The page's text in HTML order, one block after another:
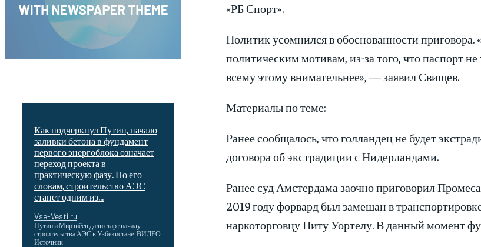
Как подчеркнул Путин, начало
заливки бетона в фундамент
первого энергоблока означает
переход проекта в
практическую фазу. По его
словам, строительство АЭС
станет одним из...
Vse-Vesti.ru
Путин и Мирзиёев дали старт началу
строительства АЭС в Узбекистане. ВИДЕО
Источник
«РБ Спорт».
Политик усомнился в обоснованности приговора.
политическим мотивам, из-за того, что паспорт
всему этому внимательнее», — заявил Свищев.
Материалы по теме:
Ранее сообщалось, что голландец не будет
договора об экстрадиции с Нидерландами.
Ранее суд Амстердама заочно приговорил
2019 году форвард был замешан в
наркоторговцу Питу Уортелу. В данный момент